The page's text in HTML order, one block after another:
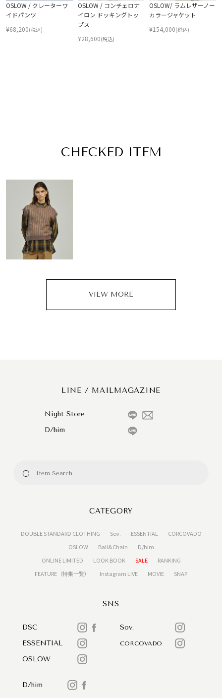
OSLOW / クレーターワ
イドパンツ
¥68,200(税込)
OSLOW / コンチェロナ
イロン ドッキングトッ
プス
¥28,600(税込)
OSLOW/ ラムレザーノー
カラージャケット
¥154,000(税込)
CHECKED ITEM
VIEW MORE
LINE / MAILMAGAZINE
Night Store
D/him
CATEGORY
DOUBLE STANDARD CLOTHING Sov. ESSENTIAL
CORCOVADO
OSLOW
Ball&Chain
D/him
ONLINE LIMITED
LOOK BOOK SALE
RANKING
FEATURE（特集一覧）
Instagram LIVE MOVIE SNAP
SNS
DSC
Sov.
ESSENTIAL
CORCOVADO
OSLOW
D/him